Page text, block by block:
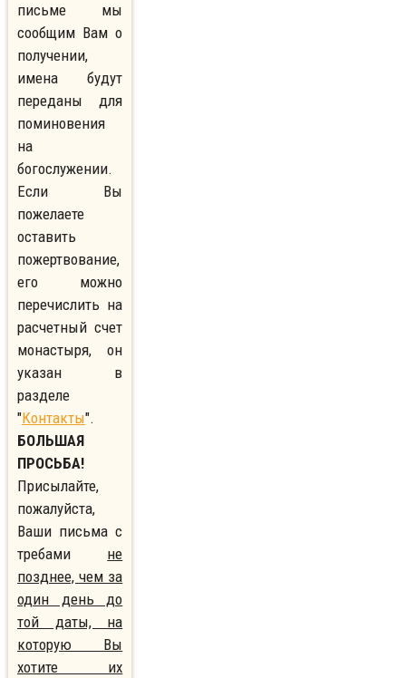
письме мы
сообщим Вам о
получении,
имена будут
переданы для
поминовения
на
богослужении.
Если Вы
пожелаете
оставить
пожертвование,
его можно
перечислить на
расчетный счет
монастыря, он
указан в
разделе
"Контакты".
БОЛЬШАЯ
ПРОСЬБА!
Присылайте,
пожалуйста,
Ваши письма с
требами не
позднее, чем за
один день до
той даты, на
которую Вы
хотите их